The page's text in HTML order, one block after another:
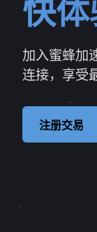
快
加入蜜蜂加
连接，享受
注册交易